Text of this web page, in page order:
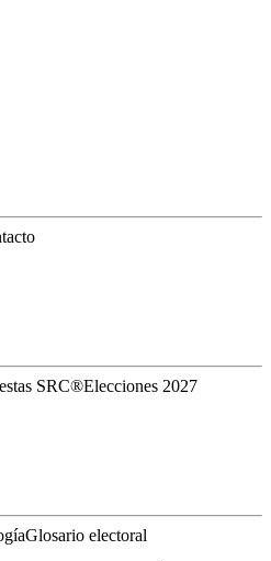
SRC®Elecciones 2027
Glosario electoral